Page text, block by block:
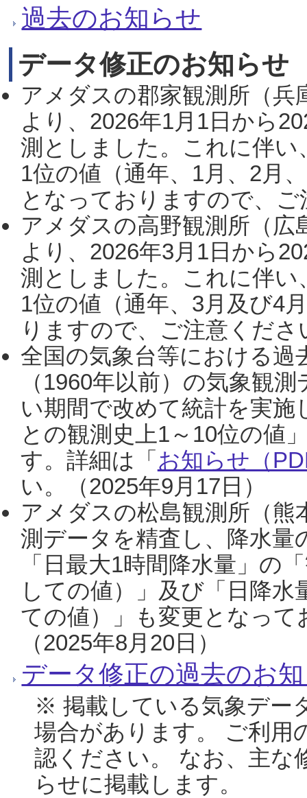
過去のお知らせ
データ修正のお知らせ
アメダスの郡家観測所（
より、2026年1月1日から
測としました。これに伴い
1位の値（通年、1月、2月
となっておりますので、
アメダスの高野観測所（
より、2026年3月1日から
測としました。これに伴い
1位の値（通年、3月及び4
りますので、ご注意くだ
全国の気象台等における過
（1960年以前）の気象観
い期間で改めて統計を実
との観測史上1～10位の値
す。詳細は「 お知らせ（
い。（2025年9月17日）
アメダスの松島観測所（熊
測データを精査し、降水
「日最大1時間降水量」の
しての値）」及び「日降
ての値）」も変更となっ
（2025年8月20日）
データ修正の過去のお
※ 掲載している気象デー
場合があります。 ご利用
認ください。 なお、主な
らせに掲載します。